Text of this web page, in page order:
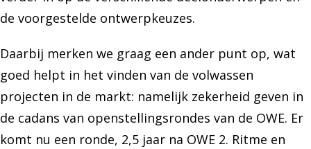
de voorgestelde ontwerpkeuzes.
Daarbij merken we graag een ander punt op, wat
goed helpt in het vinden van de volwassen
projecten in de markt: namelijk zekerheid geven in
de cadans van openstellingsrondes van de OWE. Er
komt nu een ronde, 2,5 jaar na OWE 2. Ritme en